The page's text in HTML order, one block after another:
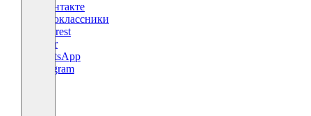
ВКонтакте
Одноклассники
Pinterest
Viber
WhatsApp
Telegram